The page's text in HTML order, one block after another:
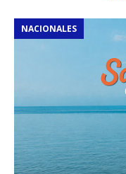
NACIONALES